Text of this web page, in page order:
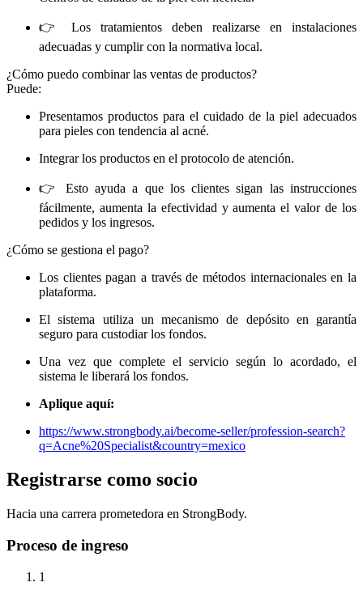
👉 Los tratamientos deben realizarse en instalaciones
adecuadas y cumplir con la normativa local.
¿Cómo puedo combinar las ventas de productos?
Puede:
Presentamos productos para el cuidado de la piel adecuados
para pieles con tendencia al acné.
Integrar los productos en el protocolo de atención.
👉 Esto ayuda a que los clientes sigan las instrucciones
fácilmente, aumenta la efectividad y aumenta el valor de los
pedidos y los ingresos.
¿Cómo se gestiona el pago?
Los clientes pagan a través de métodos internacionales en la
plataforma.
El sistema utiliza un mecanismo de depósito en garantía
seguro para custodiar los fondos.
Una vez que complete el servicio según lo acordado, el
sistema le liberará los fondos.
Aplique aquí:
https://www.strongbody.ai/become-seller/profession-search?
q=Acne%20Specialist&country=mexico
Registrarse como socio
Hacia una carrera prometedora en StrongBody.
Proceso de ingreso
1